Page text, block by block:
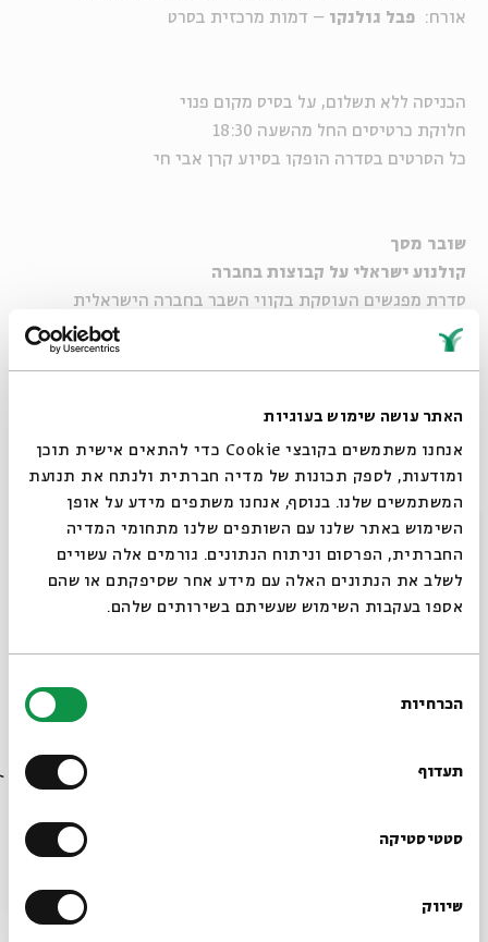
האתר עושה שימוש בעוגיות
אנחנו משתמשים בקובצי Cookie כדי להתאים אישית תוכן
ומודעות, לספק תכונות של מדיה חברתית ולנתח את תנועת
המשתמשים שלנו. בנוסף, אנחנו משתפים מידע על אופן
השימוש באתר שלנו עם השותפים שלנו מתחומי המדיה
החברתית, הפרסום וניתוח הנתונים. גורמים אלה עשויים
לשלב את הנתונים האלה עם מידע אחר שסיפקתם או שהם
אספו בעקבות השימוש שעשיתם בשירותים שלהם.
הסכמה
הכרחיות
תעדוף
סטטיסטיקה
שיווק
אורח: פבל גולנקו – דמות מרכזית בסרט
הכניסה ללא תשלום, על בסיס מקום פנוי
חלוקת כרטיסים החל מהשעה 18:30
כל הסרטים בסדרה הופקו בסיוע קרן אבי חי
שובר מסך
קולנוע ישראלי על קבוצות בחברה
סדרת מפגשים העוסקת בקווי השבר בחברה הישראלית
ובהתמודדות של קבוצות שונות עם המציאות התרבותית
והחברתית בארץ. בכל מפגש יוקרן סרט באורך מלא, ובסיומו
מנחה:יאיר אטינגר - כתב לענייני חרדים, עיתון "הארץ"
הכניסה ללא תשלום, על בסיס מקום פנוי
חלוקת כרטיסים החל מהשעה 18:30
כל הסרטים בסדרה הופקו בסיוע קרן אבי חי
שיתוף הרשמה לאירועים דומים
סגור